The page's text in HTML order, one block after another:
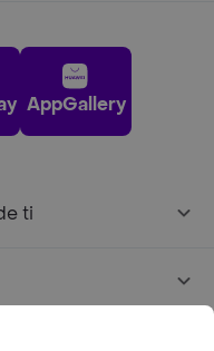
AppGallery
ti